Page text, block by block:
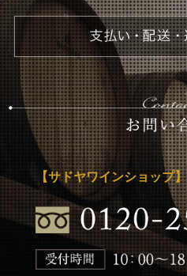
【サドヤワインショップ】